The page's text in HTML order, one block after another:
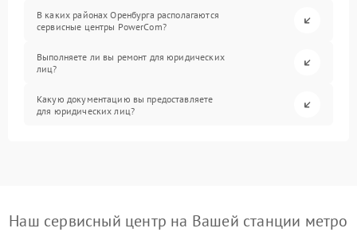
В каких районах Оренбурга располагаются
сервисные центры PowerCom?
Выполняете ли вы ремонт для юридических
лиц?
Какую документацию вы предоставляете
для юридических лиц?
Наш сервисный центр на Вашей станции метро